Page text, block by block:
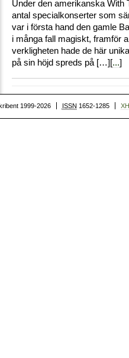
Under den amerikanska With
antal specialkonserter som
var i första hand den gamle
i många fall magiskt, framför
verkligheten hade de här
på sin höjd spreds på […][...]
1999-2026 ISSN 1652-1285